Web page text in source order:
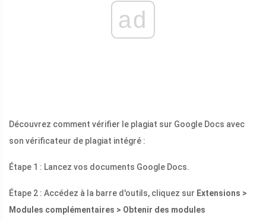
ad
Découvrez comment vérifier le plagiat sur Google Docs avec
son vérificateur de plagiat intégré :
Étape 1 : Lancez vos documents Google Docs.
Étape 2 : Accédez à la barre d'outils, cliquez sur Extensions >
Modules complémentaires > Obtenir des modules